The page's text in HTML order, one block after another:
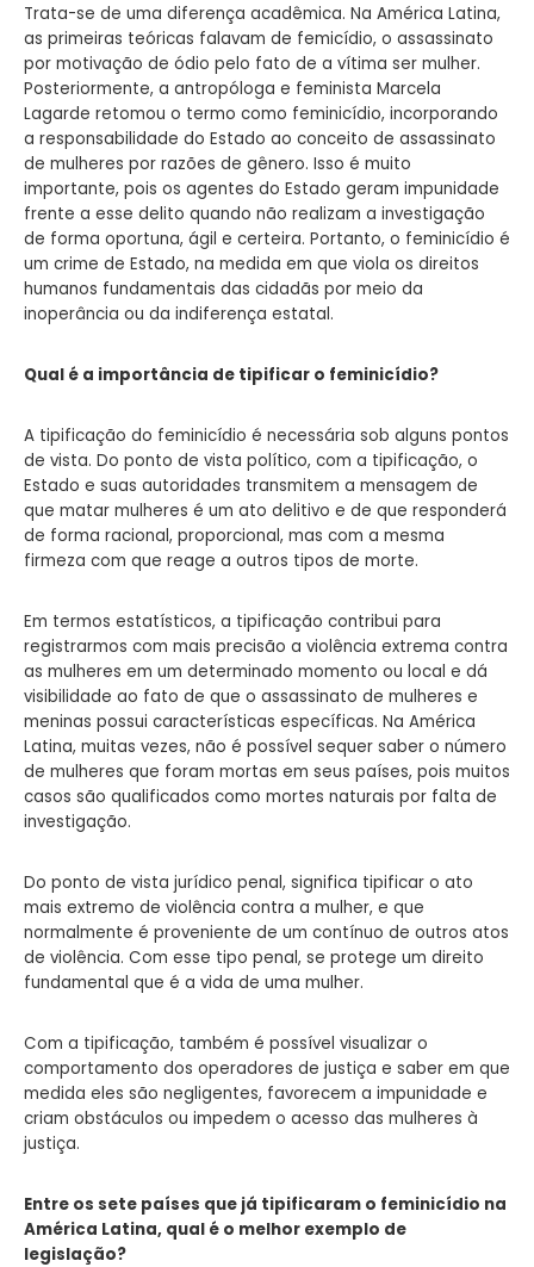
Trata-se de uma diferença acadêmica. Na América Latina,
as primeiras teóricas falavam de femicídio, o assassinato
por motivação de ódio pelo fato de a vítima ser mulher.
Posteriormente, a antropóloga e feminista Marcela
Lagarde retomou o termo como feminicídio, incorporando
a responsabilidade do Estado ao conceito de assassinato
de mulheres por razões de gênero. Isso é muito
importante, pois os agentes do Estado geram impunidade
frente a esse delito quando não realizam a investigação
de forma oportuna, ágil e certeira. Portanto, o feminicídio é
um crime de Estado, na medida em que viola os direitos
humanos fundamentais das cidadãs por meio da
inoperância ou da indiferença estatal.
Qual é a importância de tipificar o feminicídio?
A tipificação do feminicídio é necessária sob alguns pontos
de vista. Do ponto de vista político, com a tipificação, o
Estado e suas autoridades transmitem a mensagem de
que matar mulheres é um ato delitivo e de que responderá
de forma racional, proporcional, mas com a mesma
firmeza com que reage a outros tipos de morte.
Em termos estatísticos, a tipificação contribui para
registrarmos com mais precisão a violência extrema contra
as mulheres em um determinado momento ou local e dá
visibilidade ao fato de que o assassinato de mulheres e
meninas possui características específicas. Na América
Latina, muitas vezes, não é possível sequer saber o número
de mulheres que foram mortas em seus países, pois muitos
casos são qualificados como mortes naturais por falta de
investigação.
Do ponto de vista jurídico penal, significa tipificar o ato
mais extremo de violência contra a mulher, e que
normalmente é proveniente de um contínuo de outros atos
de violência. Com esse tipo penal, se protege um direito
fundamental que é a vida de uma mulher.
Com a tipificação, também é possível visualizar o
comportamento dos operadores de justiça e saber em que
medida eles são negligentes, favorecem a impunidade e
criam obstáculos ou impedem o acesso das mulheres à
justiça.
Entre os sete países que já tipificaram o feminicídio na
América Latina, qual é o melhor exemplo de
legislação?